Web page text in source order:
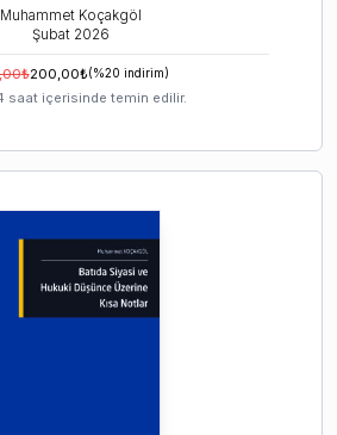
Muhammet Koçakgöl
Şubat 2026
₺200,00₺(%20 indirim)
saat içerisinde temin edilir.